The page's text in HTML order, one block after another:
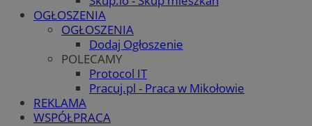
OGŁOSZENIA
OGŁOSZENIA
Dodaj Ogłoszenie
POLECAMY
Protocol IT
Pracuj.pl - Praca w Mikołowie
REKLAMA
WSPÓŁPRACA